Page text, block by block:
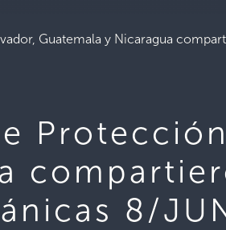
Guatemala y Nicaragua
8/